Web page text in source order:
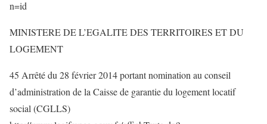
n=id
MINISTERE DE L’EGALITE DES TERRITOIRES ET DU
LOGEMENT
45 Arrêté du 28 février 2014 portant nomination au conseil
d’administration de la Caisse de garantie du logement locatif
social (CGLLS)